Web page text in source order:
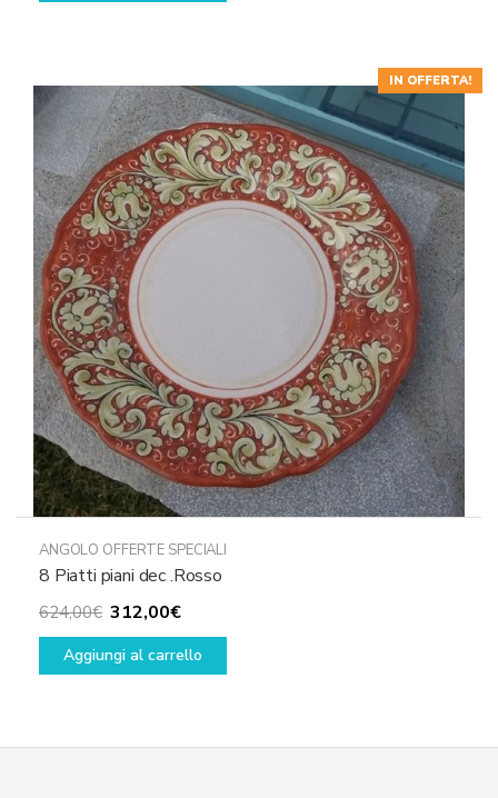
IN OFFERTA!
ANGOLO OFFERTE SPECIALI
8 Piatti piani dec .Rosso
624,00€ Il
prezzo
originale
312,00€Il
prezzo
attuale
Aggiungi al carrello